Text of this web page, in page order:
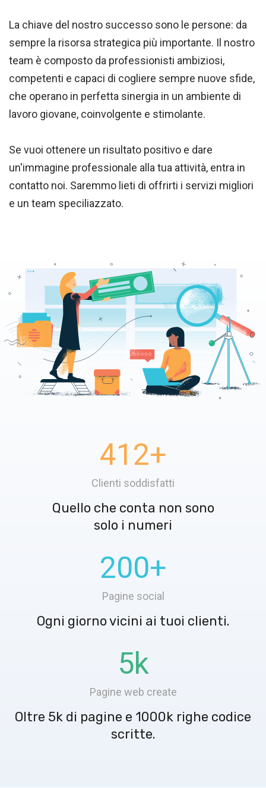
La chiave del nostro successo sono le persone: da
sempre la risorsa strategica più importante. Il nostro
team è composto da professionisti ambiziosi,
competenti e capaci di cogliere sempre nuove sfide,
che operano in perfetta sinergia in un ambiente di
lavoro giovane, coinvolgente e stimolante.
Se vuoi ottenere un risultato positivo e dare
un'immagine professionale alla tua attività, entra in
contatto noi. Saremmo lieti di offrirti i servizi migliori
e un team speciliazzato.
412+
Clienti soddisfatti
Quello che conta non sono
solo i numeri
200+
Pagine social
Ogni giorno vicini ai tuoi clienti.
5k
Pagine web create
Oltre 5k di pagine e 1000k righe codice
scritte.